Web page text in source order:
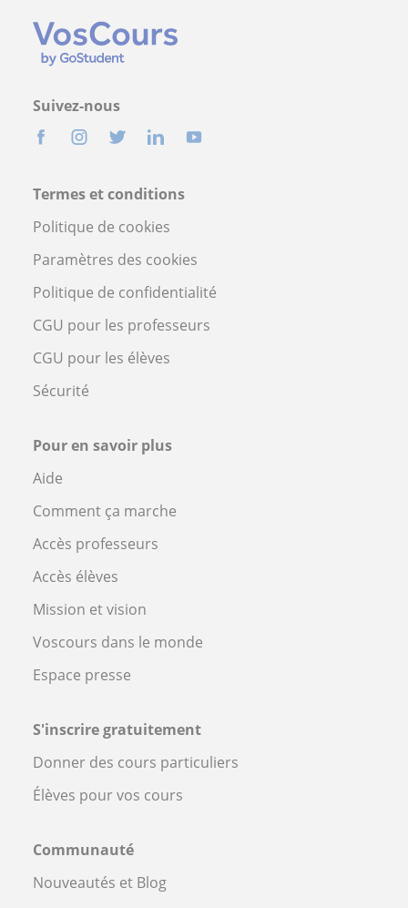
Suivez-nous
Termes et conditions
Politique de cookies
Paramètres des cookies
Politique de confidentialité
CGU pour les professeurs
CGU pour les élèves
Sécurité
Pour en savoir plus
Aide
Comment ça marche
Accès professeurs
Accès élèves
Mission et vision
Voscours dans le monde
Espace presse
S'inscrire gratuitement
Donner des cours particuliers
Élèves pour vos cours
Communauté
Nouveautés et Blog